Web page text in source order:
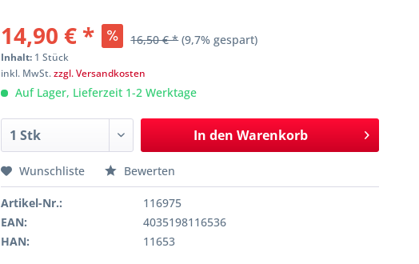
14,90 € * 16,50 € * (9,7% gespart)
Inhalt: 1 Stück
inkl. MwSt.zzgl. Versandkosten
Auf Lager, Lieferzeit 1-2 Werktage
In den Warenkorb
Wunschliste Bewerten
Artikel-Nr.:
116975
EAN:
4035198116536
HAN:
11653